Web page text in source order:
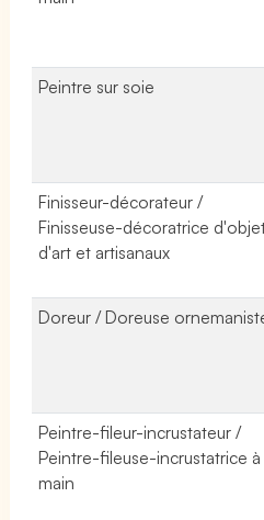
Peintre sur soie
Finisseur-décorateur /
Finisseuse-décoratrice
d'art et artisanaux
Doreur / Doreuse
Peintre-fileur-incrustateur /
Peintre-fileuse-incrustatrice à
main